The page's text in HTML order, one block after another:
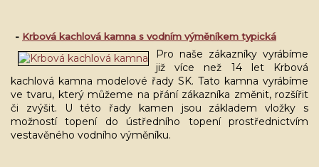
- Krbová kachlová kamna s vodním výměníkem typická
Pro naše zákazníky vyrábíme
již více než 14 let Krbová
kachlová kamna modelové řady SK. Tato kamna vyrábíme
ve tvaru, který můžeme na přání zákazníka změnit, rozšířit
či zvýšit. U této řady kamen jsou základem vložky s
možností topení do ústředního topení prostřednictvím
vestavěného vodního výměníku.